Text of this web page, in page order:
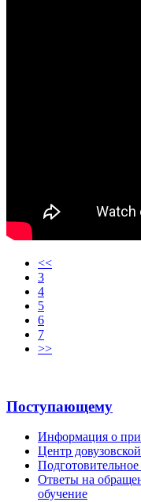
<<
3
4
5
6
7
>>
Поступающему
Информация о
Центр
Ответы на
обучение